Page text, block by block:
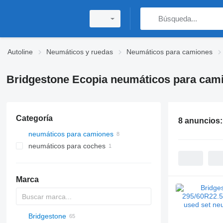
Autoline Neumáticos y ruedas Neumáticos para camiones
Bridgestone Ecopia neumáticos para
Categoría
neumáticos para camiones
neumáticos para coches
Marca
BT
Bridgestone
8 anuncios: